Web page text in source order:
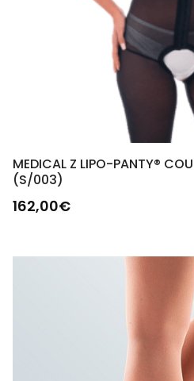
MEDICAL Z LIPO-PANTY®
(S/003)
162,00€